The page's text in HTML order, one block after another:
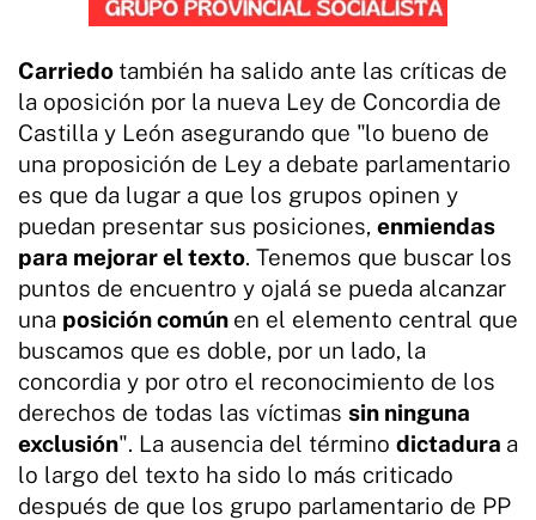
Carriedo también ha salido ante las críticas de
la oposición por la nueva Ley de Concordia de
Castilla y León asegurando que "lo bueno de
una proposición de Ley a debate parlamentario
es que da lugar a que los grupos opinen y
puedan presentar sus posiciones, enmiendas
para mejorar el texto. Tenemos que buscar los
puntos de encuentro y ojalá se pueda alcanzar
una posición común en el elemento central que
buscamos que es doble, por un lado, la
concordia y por otro el reconocimiento de los
derechos de todas las víctimas sin ninguna
exclusión". La ausencia del término dictadura a
lo largo del texto ha sido lo más criticado
después de que los grupo parlamentario de PP